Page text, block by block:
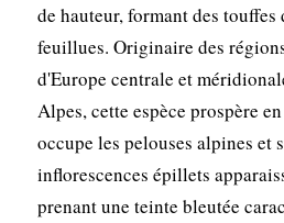
de hauteur, formant des touffes
feuillues. Originaire des
d'Europe centrale et
Alpes, cette espèce prospère
occupe les pelouses alpines et
inflorescences épillets
prenant une teinte bleutée